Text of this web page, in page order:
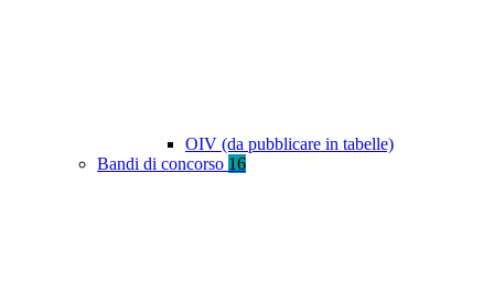
OIV (da pubblicare in tabelle)
Bandi di concorso 16